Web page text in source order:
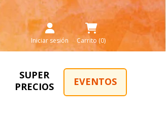
Iniciar sesión Carrito (0)
SUPER
PRECIOS
EVENTOS